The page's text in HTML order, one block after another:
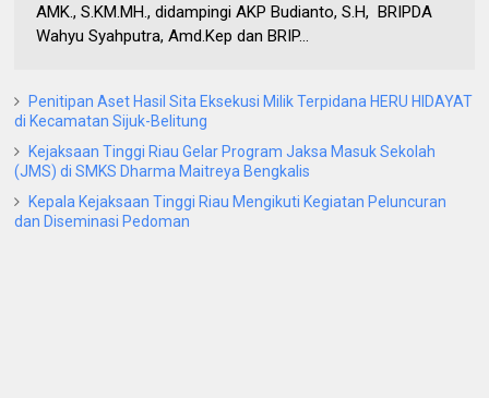
AMK., S.KM.MH., didampingi AKP Budianto, S.H, BRIPDA
Wahyu Syahputra, Amd.Kep dan BRIP...
Penitipan Aset Hasil Sita Eksekusi Milik Terpidana HERU HIDAYAT
di Kecamatan Sijuk-Belitung
Kejaksaan Tinggi Riau Gelar Program Jaksa Masuk Sekolah
(JMS) di SMKS Dharma Maitreya Bengkalis
Kepala Kejaksaan Tinggi Riau Mengikuti Kegiatan Peluncuran
dan Diseminasi Pedoman